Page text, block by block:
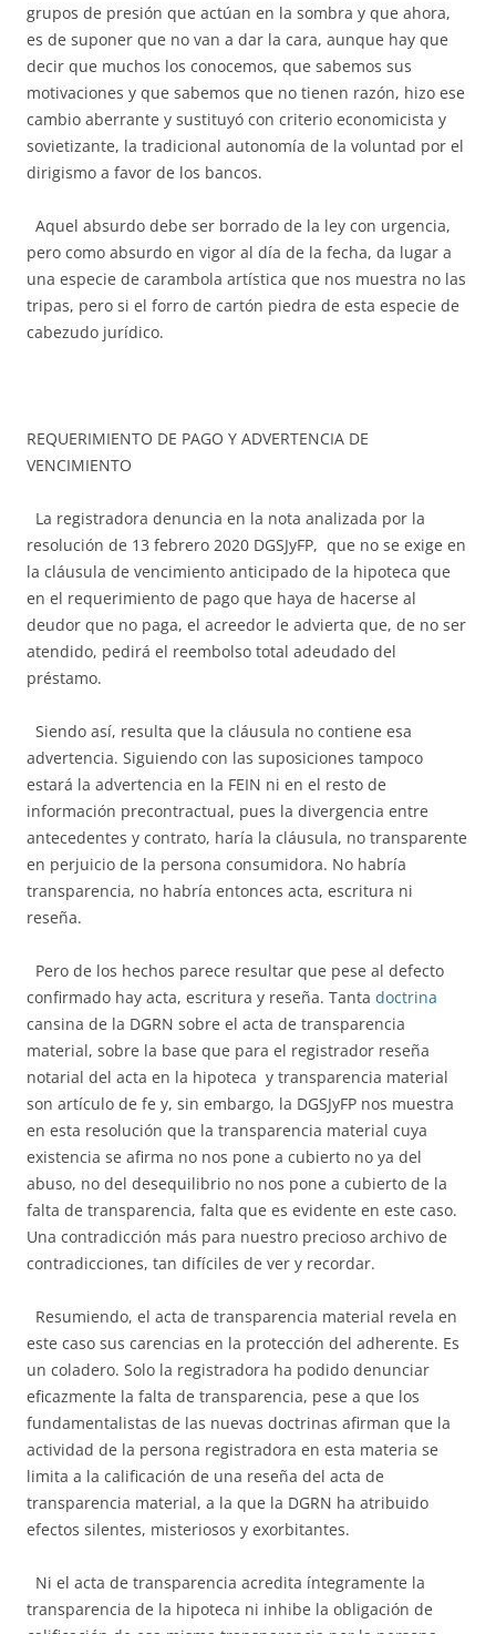
grupos de presión que actúan en la sombra y que ahora,
es de suponer que no van a dar la cara, aunque hay que
decir que muchos los conocemos, que sabemos sus
motivaciones y que sabemos que no tienen razón, hizo ese
cambio aberrante y sustituyó con criterio economicista y
sovietizante, la tradicional autonomía de la voluntad por el
dirigismo a favor de los bancos.
Aquel absurdo debe ser borrado de la ley con urgencia,
pero como absurdo en vigor al día de la fecha, da lugar a
una especie de carambola artística que nos muestra no las
tripas, pero si el forro de cartón piedra de esta especie de
cabezudo jurídico.
REQUERIMIENTO DE PAGO Y ADVERTENCIA DE
VENCIMIENTO
La registradora denuncia en la nota analizada por la
resolución de 13 febrero 2020 DGSJyFP, que no se exige en
la cláusula de vencimiento anticipado de la hipoteca que
en el requerimiento de pago que haya de hacerse al
deudor que no paga, el acreedor le advierta que, de no ser
atendido, pedirá el reembolso total adeudado del
préstamo.
Siendo así, resulta que la cláusula no contiene esa
advertencia. Siguiendo con las suposiciones tampoco
estará la advertencia en la FEIN ni en el resto de
información precontractual, pues la divergencia entre
antecedentes y contrato, haría la cláusula, no transparente
en perjuicio de la persona consumidora. No habría
transparencia, no habría entonces acta, escritura ni
reseña.
Pero de los hechos parece resultar que pese al defecto
confirmado hay acta, escritura y reseña. Tanta doctrina
cansina de la DGRN sobre el acta de transparencia
material, sobre la base que para el registrador reseña
notarial del acta en la hipoteca y transparencia material
son artículo de fe y, sin embargo, la DGSJyFP nos muestra
en esta resolución que la transparencia material cuya
existencia se afirma no nos pone a cubierto no ya del
abuso, no del desequilibrio no nos pone a cubierto de la
falta de transparencia, falta que es evidente en este caso.
Una contradicción más para nuestro precioso archivo de
contradicciones, tan difíciles de ver y recordar.
Resumiendo, el acta de transparencia material revela en
este caso sus carencias en la protección del adherente. Es
un coladero. Solo la registradora ha podido denunciar
eficazmente la falta de transparencia, pese a que los
fundamentalistas de las nuevas doctrinas afirman que la
actividad de la persona registradora en esta materia se
limita a la calificación de una reseña del acta de
transparencia material, a la que la DGRN ha atribuido
efectos silentes, misteriosos y exorbitantes.
Ni el acta de transparencia acredita íntegramente la
transparencia de la hipoteca ni inhibe la obligación de